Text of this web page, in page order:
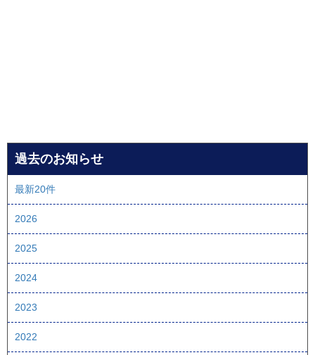
過去のお知らせ
最新20件
2026
2025
2024
2023
2022